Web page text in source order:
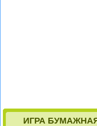
ИГРА